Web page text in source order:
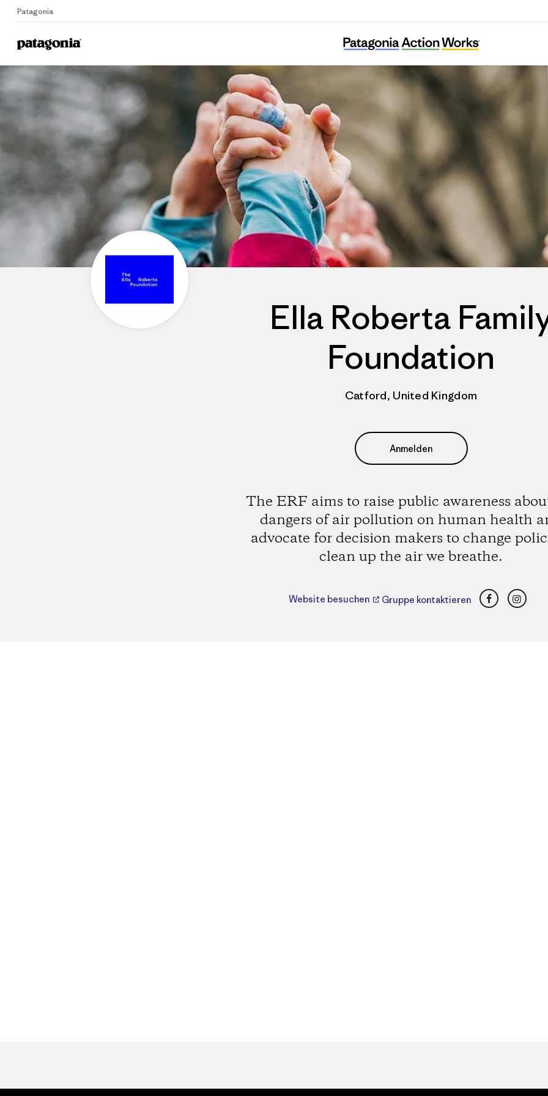
Patagonia
Home
Ella Roberta Family Foundation
Ella Roberta
Foundation
Catford, United Kingdom
Anmelden
The ERF aims to raise public awareness
dangers of air pollution on human health
advocate for decision makers to change
clean up the air we breathe.
Website besuchen Gruppe kontaktieren Facebook